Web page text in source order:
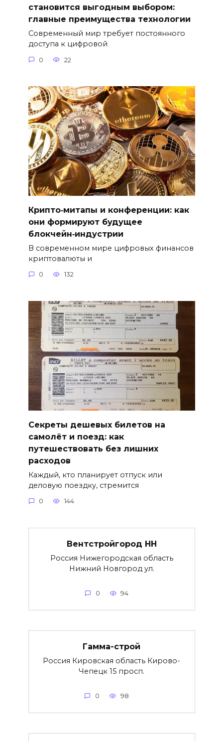
становится выгодным выбором:
главные преимущества технологии
Современный мир требует постоянного
доступа к цифровой
0 22
Крипто‑митапы и конференции: как
они формируют будущее
блокчейн‑индустрии
В современном мире цифровых финансов
криптовалюты и
0 132
Секреты дешевых билетов на
самолёт и поезд: как
путешествовать без лишних
расходов
Каждый, кто планирует отпуск или
деловую поездку, стремится
0 144
Вентстройгород НН
Россия Нижегородская область
Нижний Новгород ул.
0 94
Гамма-строй
Россия Кировская область Кирово-
Чепецк 15 просп.
0 98